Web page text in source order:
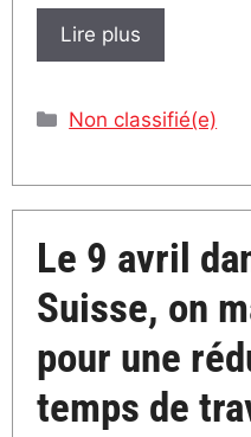
Lire plus
Catégories
Non classifié(e)
Le 9 avril
Suisse, on
pour une
temps de